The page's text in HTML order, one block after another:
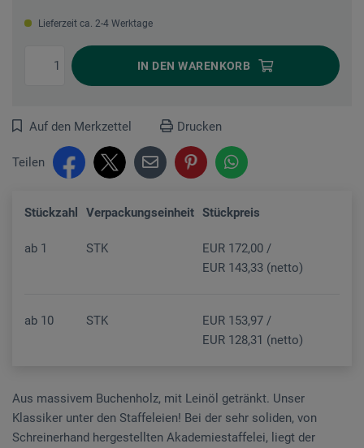
Lieferzeit ca. 2-4 Werktage
IN DEN WARENKORB
Auf den Merkzettel Drucken
Teilen
Stückzahl Verpackungseinheit Stückpreis
ab 1 STK
EUR 172,00 /
EUR 143,33 (netto)
ab 10 STK
EUR 153,97 /
EUR 128,31 (netto)
Aus massivem Buchenholz, mit Leinöl getränkt. Unser
Klassiker unter den Staffeleien! Bei der sehr soliden, von
Schreinerhand hergestellten Akademiestaffelei, liegt der